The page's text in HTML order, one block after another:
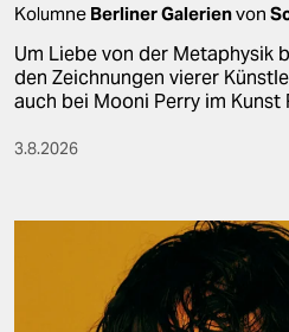
Kolumne Berliner Galerienvon
Um Liebe von der Metaphysik
den Zeichnungen vierer
auch bei Mooni Perry im Kunst
3.8.2026